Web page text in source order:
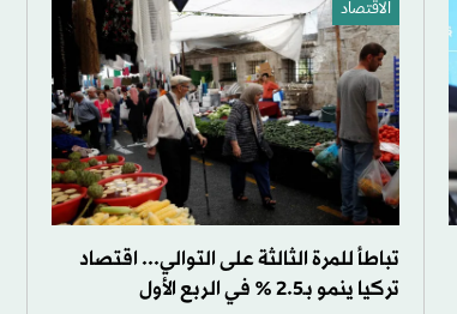
الاقتصاد
تباطأ للمرة الثالثة على التوالي... اقتصاد
تركيا ينمو بـ2.5 % في الربع الأول